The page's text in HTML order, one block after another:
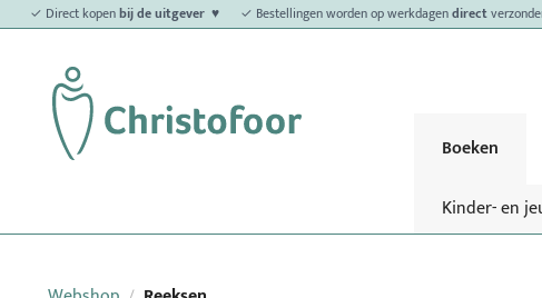
✓ Direct kopenbij de uitgever ♥ ✓ Bestellingen worden op werkdagendirect
Boeken
Kinder- en